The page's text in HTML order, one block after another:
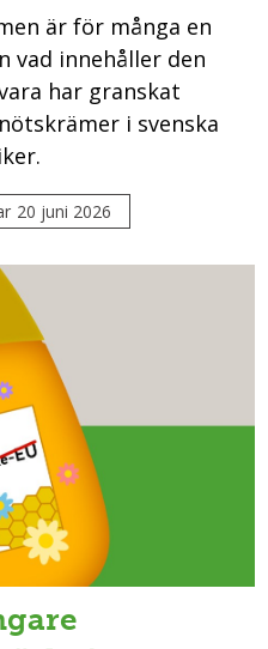
är för många en
vad innehåller den
har granskat
i svenska
20 juni 2026